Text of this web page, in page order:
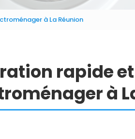
à La Réunion
rapide
à